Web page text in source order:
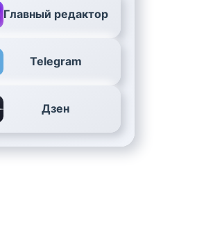
Главный редактор
Telegram
Дзен